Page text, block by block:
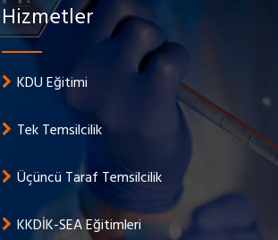
Hizmetler
KDU Eğitimi
Tek Temsilcilik
Üçüncü Taraf Temsilcilik
KKDİK-SEA Eğitimleri